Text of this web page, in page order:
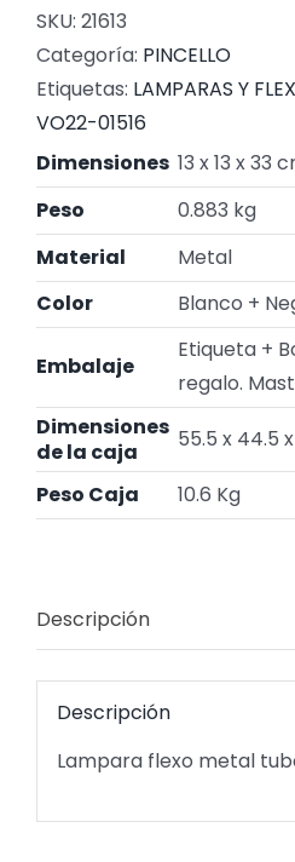
SKU: 21613
Categoría: PINCELLO
Etiquetas: LAMPARAS Y
VO22-01516
Dimensiones 13 x 13 x 33
Peso
0.883 kg
Material
Metal
Color
Blanco +
Embalaje
Etiqueta +
regalo.
Dimensiones
de la caja
55.5 x 44.5
Peso Caja
10.6 Kg
Descripción
Descripción
Lampara flexo metal